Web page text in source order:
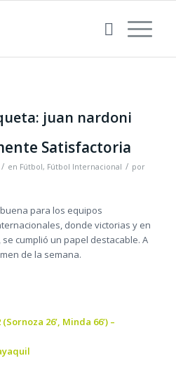
juan nardoni
Satisfactoria
/ en Fútbol, Fútbol Internacional / por
para los equipos
donde victorias y en
cumplió un papel destacable. A
de la semana.
26’, Minda 66’) –